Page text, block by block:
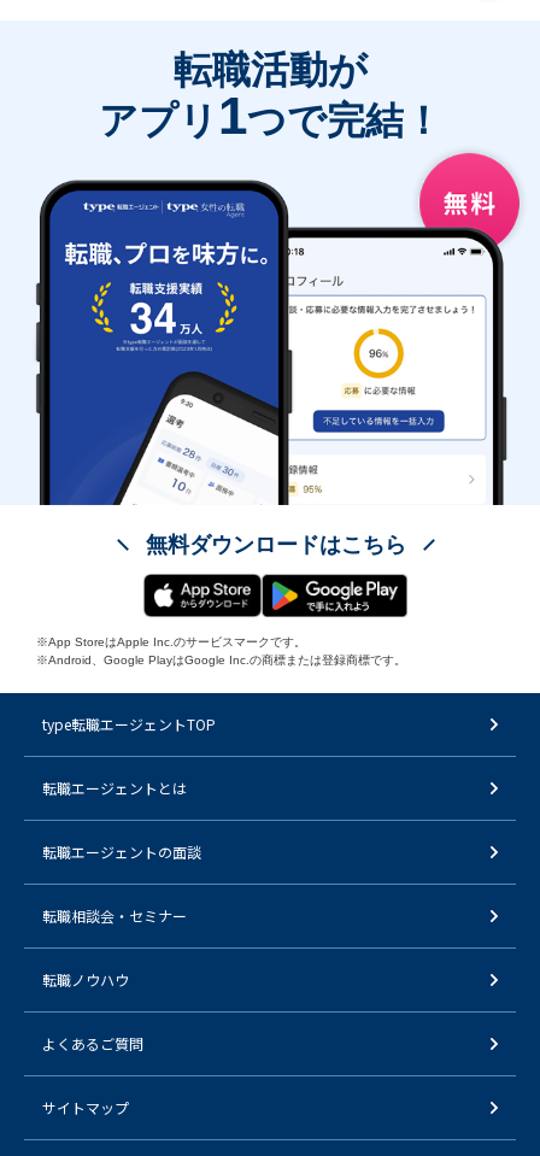
転職活動が
アプリ 1つで完結！
無料ダウンロードはこちら
※App StoreはApple Inc.のサービスマークです。
※Android、Google PlayはGoogle Inc.の商標または登録商標です。
type転職エージェントTOP
転職エージェントとは
転職エージェントの面談
転職相談会・セミナー
転職ノウハウ
よくあるご質問
サイトマップ